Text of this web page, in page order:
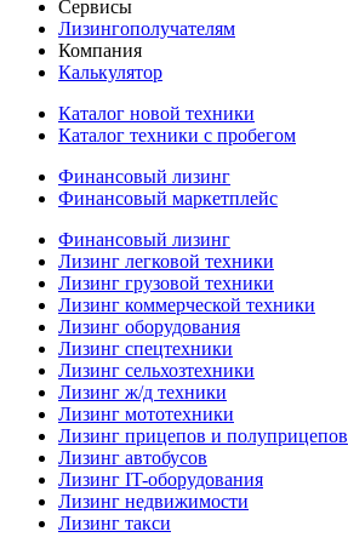
Сервисы
Лизингополучателям
Компания
Калькулятор
Каталог новой техники
Каталог техники с пробегом
Финансовый лизинг
Финансовый маркетплейс
Финансовый лизинг
Лизинг легковой техники
Лизинг грузовой техники
Лизинг коммерческой техники
Лизинг оборудования
Лизинг спецтехники
Лизинг сельхозтехники
Лизинг ж/д техники
Лизинг мототехники
Лизинг прицепов и полуприцепов
Лизинг автобусов
Лизинг IT-оборудования
Лизинг недвижимости
Лизинг такси